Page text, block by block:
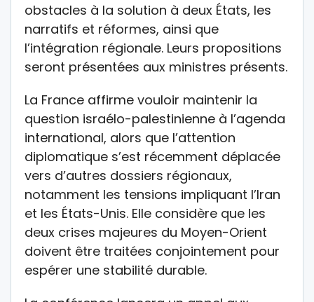
obstacles à la solution à deux États, les
narratifs et réformes, ainsi que
l’intégration régionale. Leurs propositions
seront présentées aux ministres présents.
La France affirme vouloir maintenir la
question israélo-palestinienne à l’agenda
international, alors que l’attention
diplomatique s’est récemment déplacée
vers d’autres dossiers régionaux,
notamment les tensions impliquant l’Iran
et les États-Unis. Elle considère que les
deux crises majeures du Moyen-Orient
doivent être traitées conjointement pour
espérer une stabilité durable.